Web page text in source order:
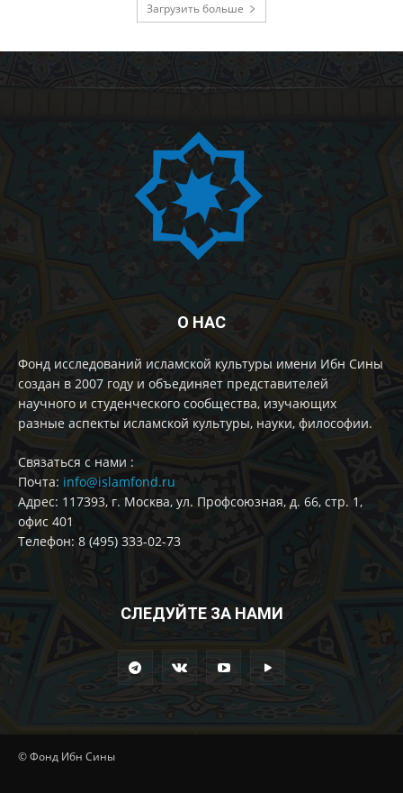
Загрузить больше
О НАС
Фонд исследований исламской культуры имени Ибн Сины
создан в 2007 году и объединяет представителей
научного и студенческого сообщества, изучающих
разные аспекты исламской культуры, науки, философии.
Cвязаться с нами :
Почта: info@islamfond.ru
Адрес: 117393, г. Москва, ул. Профсоюзная, д. 66, стр. 1,
офис 401
Телефон: 8 (495) 333-02-73
СЛЕДУЙТЕ ЗА НАМИ
© Фонд Ибн Сины